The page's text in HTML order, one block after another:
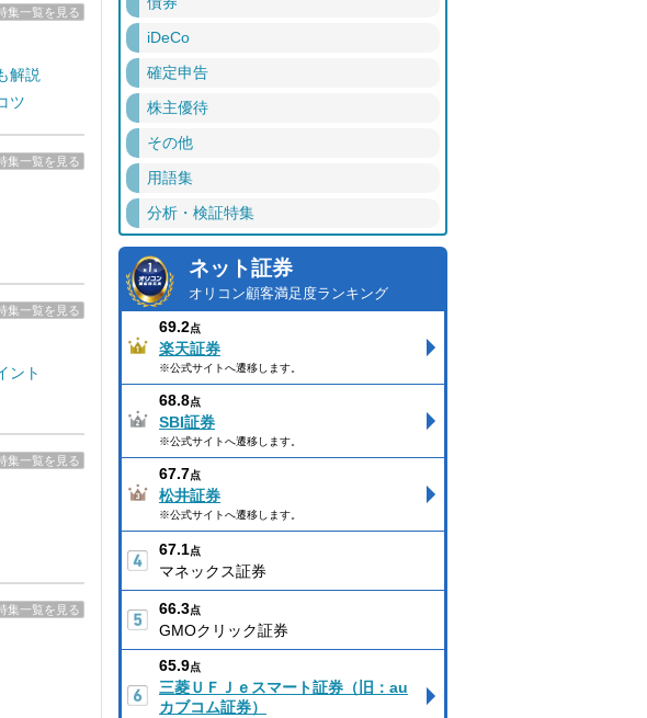
集一覧を見る
解説
ツ
集一覧を見る
集一覧を見る
ント
集一覧を見る
集一覧を見る
iDeCo
確定申告
株主優待
その他
用語集
分析・検証特集
ネット証券
オリコン顧客満足度ランキング
69.2点
楽天証券
※公式サイトへ遷移します。
68.8点
SBI証券
※公式サイトへ遷移します。
67.7点
松井証券
※公式サイトへ遷移します。
67.1点
マネックス証券
66.3点
GMOクリック証券
65.9点
三菱ＵＦＪｅスマート証券（旧：au
カブコム証券）